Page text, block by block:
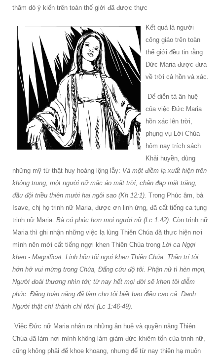
thăm dò ý kiến trên toàn thế giới đã được thực
Kết quả là người
công giáo trên toàn
thế giới đều tin rằng
Ðức Maria được đưa
về trời cả hồn và xác.
Ðể diễn tả ân huệ
của việc Ðức Maria
hồn xác lên trời,
phụng vụ Lời Chúa
hôm nay trích sách
Khải huyền, dùng
những mỹ từ thật huy hoàng lộng lẫy: Và một điềm lạ xuất hiện trên
không trung, một người nữ mặc áo mặt trời, chân đạp mặt trăng,
đầu đội triều thiên mười hai ngôi sao (Kh 12:1). Trong Phúc âm, bà
Isave, chị họ trinh nữ Maria, được ơn linh ứng, đã cất tiếng ca tụng
trinh nữ Maria: Bà có phúc hơn mọi người nữ (Lc 1:42). Còn trinh nữ
Maria thì ghi nhận những việc lạ lùng Thiên Chúa đã thực hiện nơi
mình nên mới cất tiếng ngợi khen Thiên Chúa trong Lời ca Ngợi
khen - Magnificat: Linh hồn tôi ngợi khen Thiên Chúa. Thần trí tôi
hớn hở vui mừng trong Chúa, Ðấng cứu độ tôi. Phận nữ tì hèn mọn,
Người đoái thương nhìn tới; từ nay hết mọi đời sẽ khen tôi diễm
phúc. Ðấng toàn năng đã làm cho tôi biết bao điều cao cả. Danh
Người thật chí thánh chí tôn! (Lc 1:46-49).
Việc Ðức nữ Maria nhận ra những ân huệ và quyền năng Thiên
Chúa đã làm nơi mình không làm giảm đức khiêm tốn của trinh nữ,
cũng không phải để khoe khoang, nhưng để từ nay thiên hạ muôn